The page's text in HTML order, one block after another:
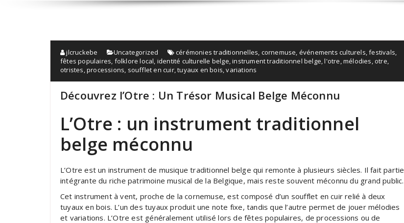
jlcruckebe Uncategorized cérémonies traditionnelles, cornemuse, événements culturels,festivals,
fêtes populaires, folklore local, identité culturelle belge,instrument traditionnel belge,l'otre,mélodies,otre,
otristes,processions, soufflet en cuir,tuyaux en bois,variations
Découvrez l’Otre : Un Trésor Musical Belge Méconnu
L’Otre : un instrument traditionnel
belge méconnu
L’Otre est un instrument de musique traditionnel belge qui remonte à plusieurs siècles. Il fait partie
intégrante du riche patrimoine musical de la Belgique, mais reste souvent méconnu du grand public.
Cet instrument à vent, proche de la cornemuse, est composé d’un soufflet en cuir relié à deux
tuyaux en bois. L’un des tuyaux produit une note fixe, tandis que l’autre permet de jouer mélodies
et variations. L’Otre est généralement utilisé lors de fêtes populaires, de processions ou de